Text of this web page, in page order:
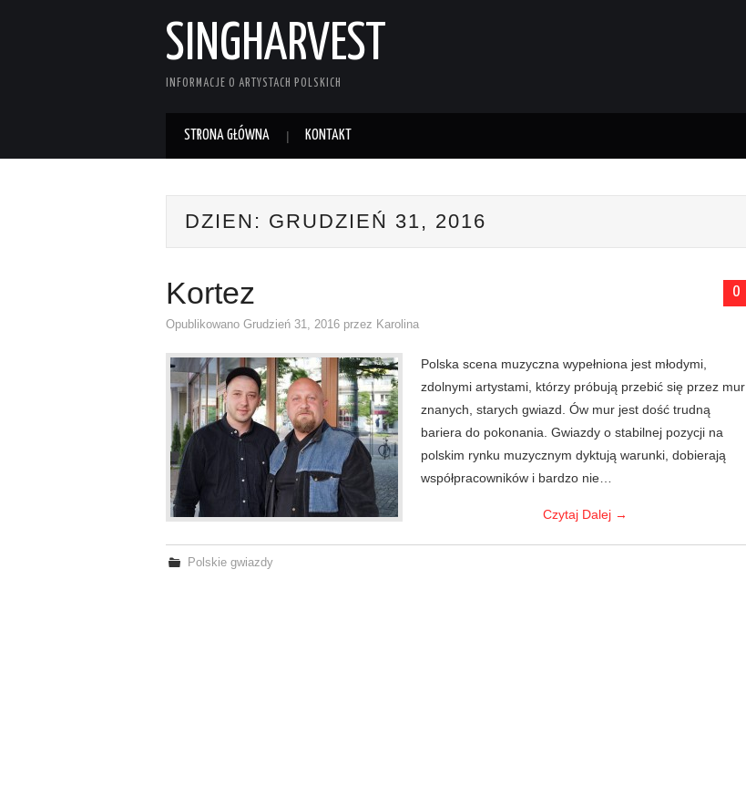
SINGHARVEST
INFORMACJE O ARTYSTACH POLSKICH
STRONA GŁÓWNA KONTAKT
DZIEN: GRUDZIEŃ 31, 2016
0
Kortez
Opublikowano Grudzień 31, 2016 przez Karolina
Polska scena muzyczna wypełniona jest młodymi,
zdolnymi artystami, którzy próbują przebić się przez mur
znanych, starych gwiazd. Ów mur jest dość trudną
bariera do pokonania. Gwiazdy o stabilnej pozycji na
polskim rynku muzycznym dyktują warunki, dobierają
współpracowników i bardzo nie…
Czytaj Dalej →
Polskie gwiazdy